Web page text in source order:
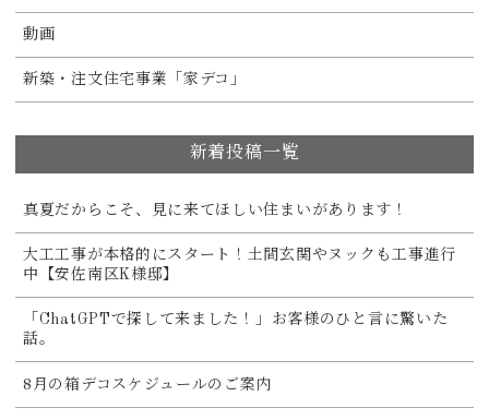
動画
新築・注文住宅事業「家デコ」
新着投稿一覧
真夏だからこそ、見に来てほしい住まいがあります！
大工工事が本格的にスタート！土間玄関やヌックも工事進行
中【安佐南区K様邸】
「ChatGPTで探して来ました！」お客様のひと言に驚いた
話。
8月の箱デコスケジュールのご案内